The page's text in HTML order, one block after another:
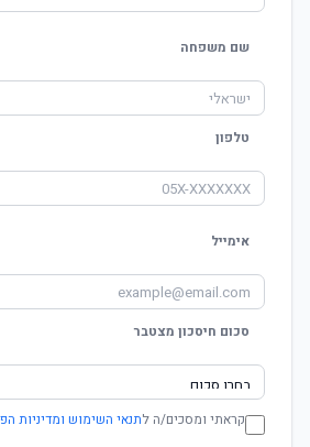
שם משפחה
טלפון
אימייל
סכום חיסכון מצטבר
קראתי ומסכים/ה לתנאי השימוש ומדיניות